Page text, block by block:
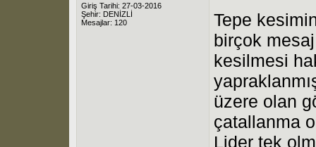
Giriş Tarihi: 27-03-2016
Şehir: DENİZLİ
Mesajlar: 120
Tepe
birçok
kesilmesi
üzere olan
çatallanma
Lider tek